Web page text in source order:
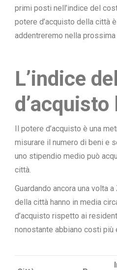
primi posti nell’indice del
potere d’acquisto della città
addentreremo nella
L’indice
d’acquisto
Il potere d’acquisto è una
misurare il numero di beni e
uno stipendio medio può
città.
Guardando ancora una volta
della città hanno in media
d’acquisto rispetto ai
nonostante abbiano costi più